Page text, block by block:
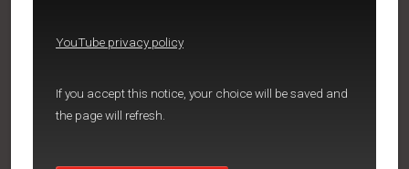
YouTube privacy policy
If you accept this notice, your choice will be saved and
the page will refresh.